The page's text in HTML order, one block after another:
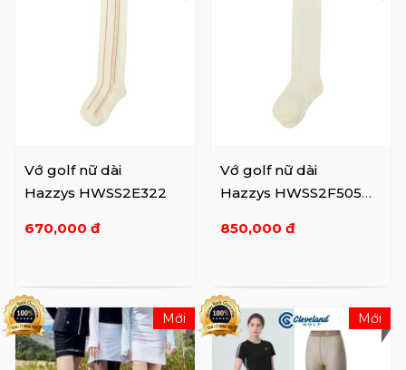
Vớ golf nữ dài
Hazzys HWSS2E322
670,000 đ
Vớ golf nữ dài
Hazzys HWSS2F505
850,000 đ
Mới Mới